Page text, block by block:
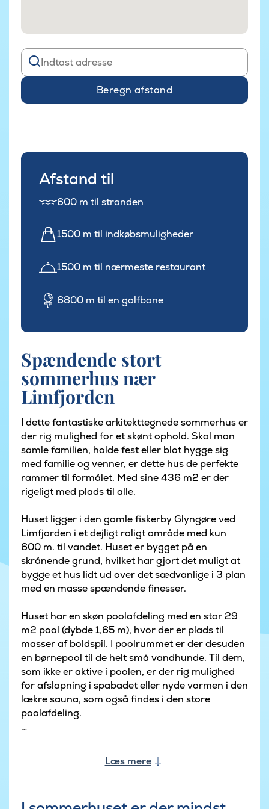
Beregn afstand
Afstand til
600 m til stranden
1500 m til indkøbsmuligheder
1500 m til nærmeste restaurant
6800 m til en golfbane
Spændende stort
sommerhus nær
Limfjorden
I dette fantastiske arkitekttegnede sommerhus er
der rig mulighed for et skønt ophold. Skal man
samle familien, holde fest eller blot hygge sig
med familie og venner, er dette hus de perfekte
rammer til formålet. Med sine 436 m2 er der
rigeligt med plads til alle.
Huset ligger i den gamle fiskerby Glyngøre ved
Limfjorden i et dejligt roligt område med kun
600 m. til vandet. Huset er bygget på en
skrånende grund, hvilket har gjort det muligt at
bygge et hus lidt ud over det sædvanlige i 3 plan
med en masse spændende finesser.
Huset har en skøn poolafdeling med en stor 29
m2 pool (dybde 1,65 m), hvor der er plads til
masser af boldspil. I poolrummet er der desuden
en børnepool til de helt små vandhunde. Til dem,
som ikke er aktive i poolen, er der rig mulighed
for afslapning i spabadet eller nyde varmen i den
lækre sauna, som også findes i den store
poolafdeling.
dette sommerhus udstyret med billardbord,
bordtennis, bordfodbold, Playstation 4 og dart.
Læs mere